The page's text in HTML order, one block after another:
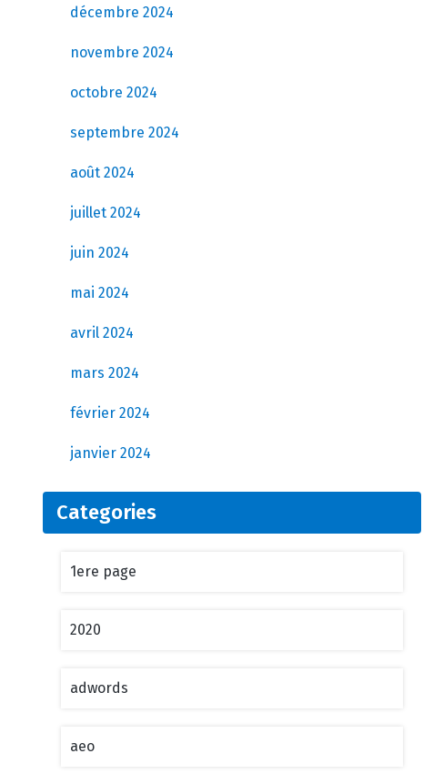
décembre 2024
novembre 2024
octobre 2024
septembre 2024
août 2024
juillet 2024
juin 2024
mai 2024
avril 2024
mars 2024
février 2024
janvier 2024
Categories
1ere page
2020
adwords
aeo